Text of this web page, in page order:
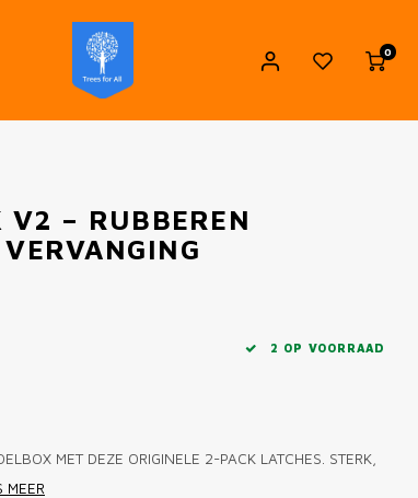
0
V2 – RUBBEREN
2 OP VOORRAAD
MET DEZE ORIGINELE 2-PACK LATCHES. STERK,
MEER